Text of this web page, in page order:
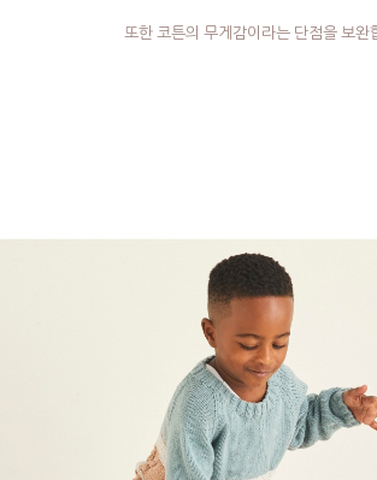
또한 코튼의 무게감이라는 단점을 보완